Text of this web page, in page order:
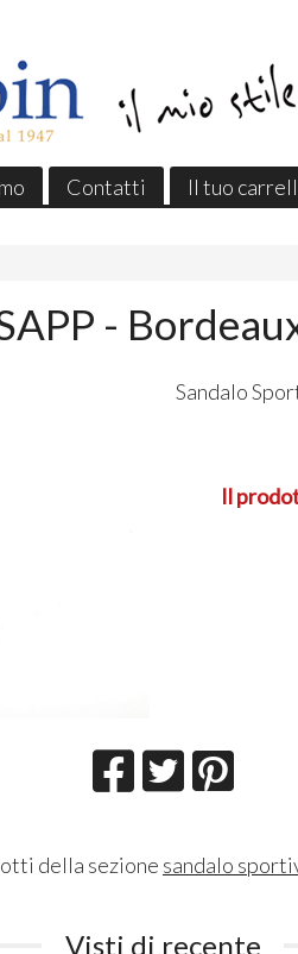
Contatti Il tuo
-
Sandalo
Il
della sezione sandalo
Visti di recente